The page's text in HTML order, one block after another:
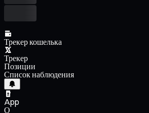
Трекер кошелька
Трекер
Позиции
Список наблюдения
App
О